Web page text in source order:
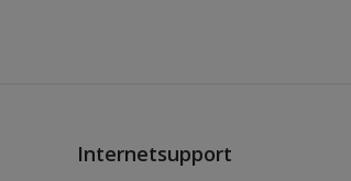
Internetsupport